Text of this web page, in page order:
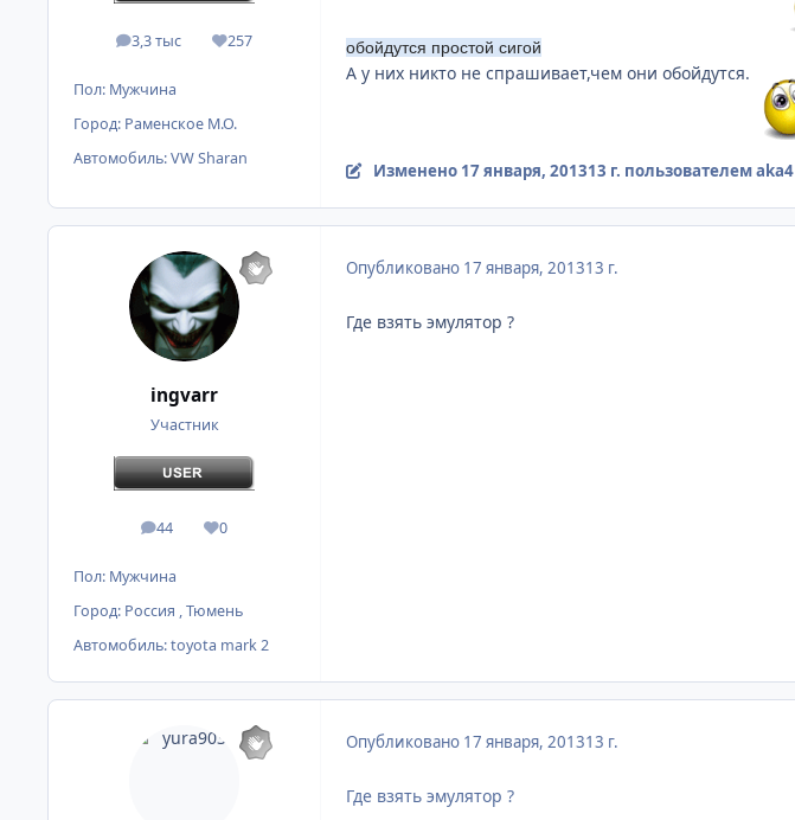
3,3 тыс
сообщения257
Репутация
Пол: Мужчина
Город: Раменское М.О.
Автомобиль:VW Sharan
обойдутся простой сигой
А у них никто не спрашивает,чем они обойдутся.
Изменено 17 января, 201313 г. пользователем aka4
ingvarr
Участник
44
сообщения
0
Репутация
Пол: Мужчина
Город: Россия , Тюмень
Автомобиль:toyota mark 2
Опубликовано 17 января, 201313 г.
Где взять эмулятор ?
Опубликовано 17 января, 201313 г.
Где взять эмулятор ?